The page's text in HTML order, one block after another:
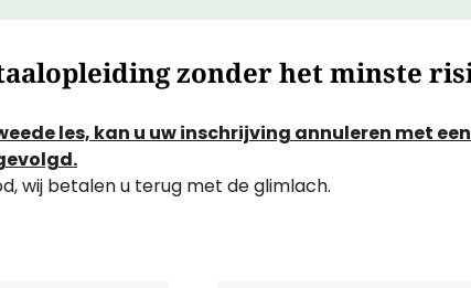
zonder het minste
les, kan u uw inschrijving annuleren met
wij betalen u terug met de glimlach.